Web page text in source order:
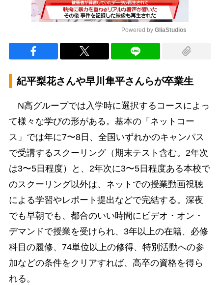
Powered by GliaStudios
紀平梨花さんや早川隼平さんらが卒業生
N高グループでは入学時に選択するコースによっ
て様々な学びの形がある。基本の「ネットコー
ス」では年に7〜8日、全国いずれかのキャンパス
で受講するスクーリング（期末テスト含む。2年次
は3〜5日程度）と、2年次に3〜5日程度ある本校で
のスクーリング以外は、ネットでの授業動画視聴
による学習やレポート提出などで完結する。深夜
でも早朝でも、都合のいい時間にビデオ・オン・
デマンドで授業を受けられ、3年以上の在籍、必修
科目の履修、74単位以上の修得、特別活動への参
加などの条件をクリアすれば、高卒の資格を得ら
れる。